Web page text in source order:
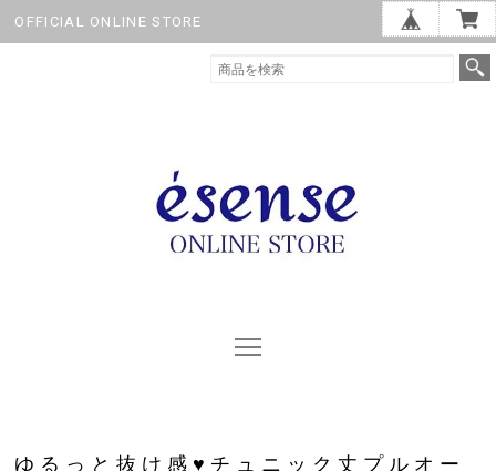
OFFICIAL ONLINE STORE
ゆるっと抜け感♥チュニック丈プルオー